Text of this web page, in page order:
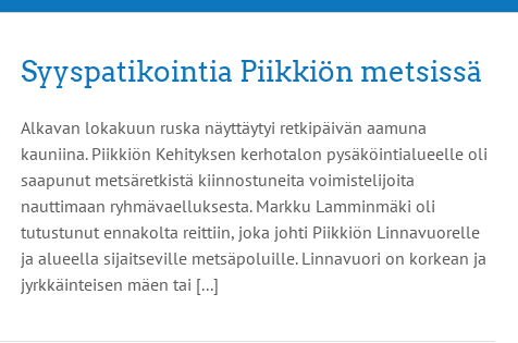
Syyspatikointia Piikkiön metsissä
Alkavan lokakuun ruska näyttäytyi retkipäivän aamuna
kauniina. Piikkiön Kehityksen kerhotalon pysäköintialueelle oli
saapunut metsäretkistä kiinnostuneita voimistelijoita
nauttimaan ryhmävaelluksesta. Markku Lamminmäki oli
tutustunut ennakolta reittiin, joka johti Piikkiön Linnavuorelle
ja alueella sijaitseville metsäpoluille. Linnavuori on korkean ja
jyrkkäinteisen mäen tai [...]